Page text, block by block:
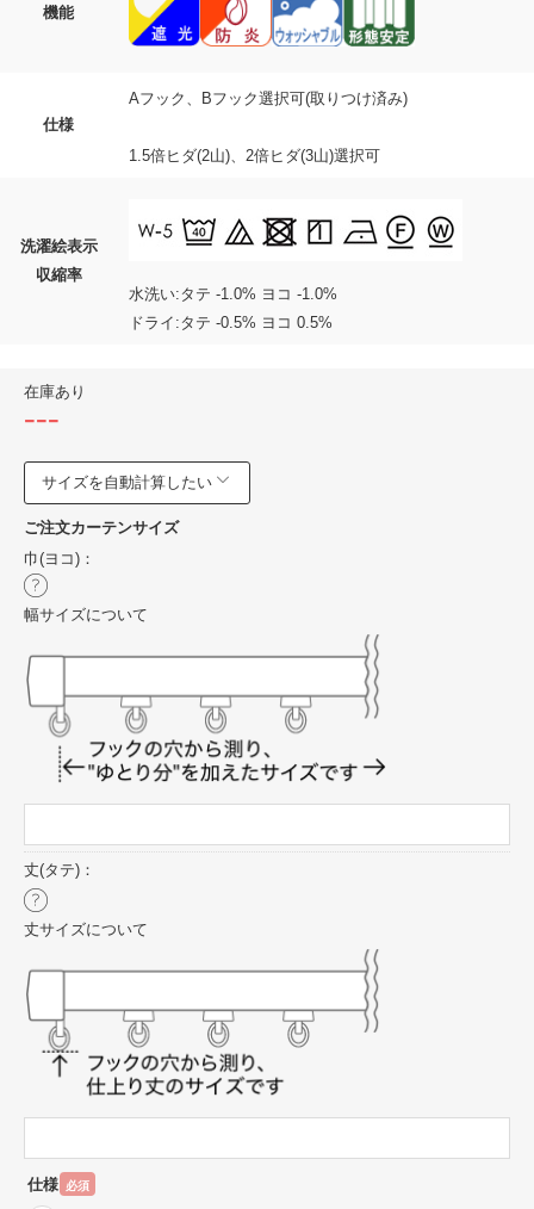
機能
仕様
Aフック、Bフック選択可(取りつけ済み)
1.5倍ヒダ(2山)、2倍ヒダ(3山)選択可
洗濯絵表示
収縮率
水洗い:タテ -1.0% ヨコ -1.0%
ドライ:タテ -0.5% ヨコ 0.5%
在庫あり
---
サイズを自動計算したい
ご注文カーテンサイズ
巾(ヨコ)：
幅サイズについて
丈(タテ)：
丈サイズについて
仕様 必須